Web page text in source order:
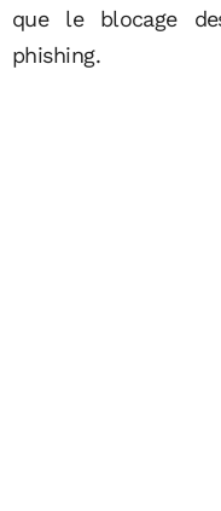
que le blocage
phishing.